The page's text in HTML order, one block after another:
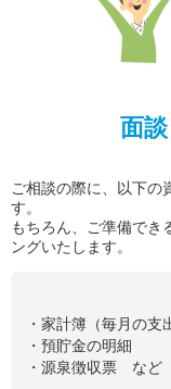
面
ご相談の際に、以下の
す。
もちろん、ご準備でき
ングいたします。
・家計簿（毎月の支
・預貯金の明細
・源泉徴収票 など